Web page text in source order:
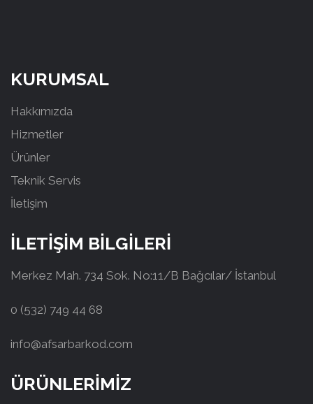
KURUMSAL
Hakkımızda
Hizmetler
Ürünler
Teknik Servis
İletişim
İLETİŞİM BİLGİLERİ
Merkez Mah. 734 Sok. No:11/B Bağcılar/ İstanbul
0 (532) 749 44 68
info@afsarbarkod.com
ÜRÜNLERİMİZ